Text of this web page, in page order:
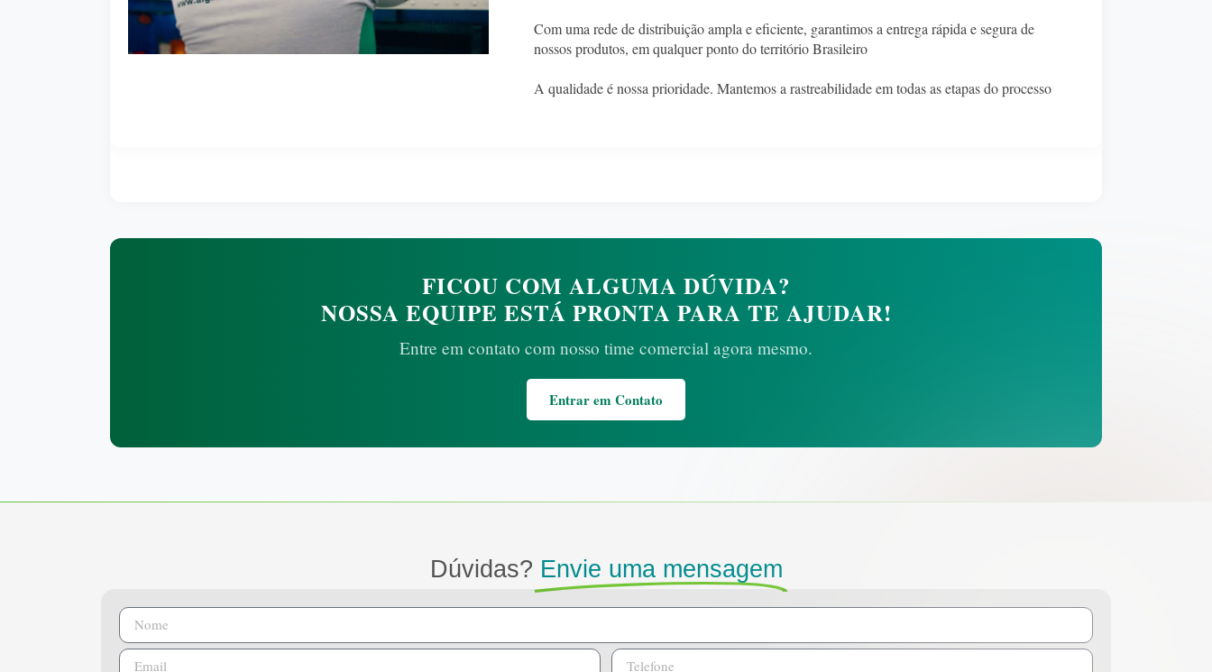
Com uma rede de distribuição ampla e eficiente, garantimos a entrega rápida e segura de
nossos produtos, em qualquer ponto do território Brasileiro
A qualidade é nossa prioridade. Mantemos a rastreabilidade em todas as etapas do processo
FICOU COM ALGUMA DÚVIDA?
NOSSA EQUIPE ESTÁ PRONTA PARA TE AJUDAR!
Entre em contato com nosso time comercial agora mesmo.
Entrar em Contato
Dúvidas? Envie uma mensagem